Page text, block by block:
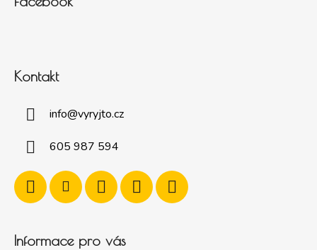
Kontakt
info@vyryjto.cz
605 987 594
Informace pro vás